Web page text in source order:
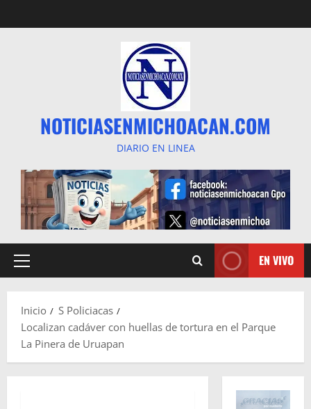
al
NOTICIASENMICHOACAN.COM
DIARIO EN LINEA
Menú
EN VIVO
Inicio
S Policiacas
Localizan cadáver con huellas de tortura en el Parque
La Pinera de Uruapan